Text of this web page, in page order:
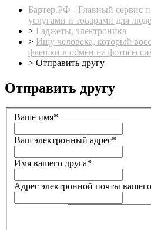
Бартер.РФ - Главный сервис
услугами и товарами для
> Гаджеты, электроника
> Ищу человека, который
флешки в обмен на
> Отправить другу
Отправить другу
Ваше имя*
Ваш электронный адрес*
Имя вашего друга*
Адрес электронной почты